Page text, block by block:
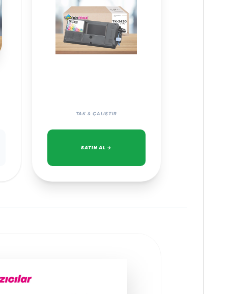
TAK & ÇALIŞTIR
SATIN AL →